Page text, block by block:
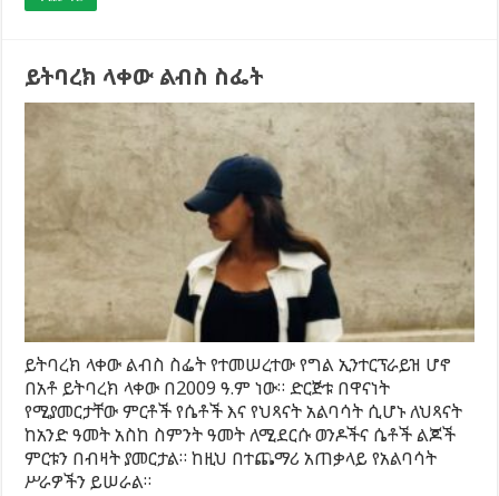
ይትባረክ ላቀው ልብስ ስፌት
ይትባረክ ላቀው ልብስ ስፌት የተመሠረተው የግል ኢንተርፕራይዝ ሆኖ
በአቶ ይትባረክ ላቀው በ2009 ዓ.ም ነው። ድርጅቱ በዋናነት
የሚያመርታቸው ምርቶች የሴቶች እና የህጻናት አልባሳት ሲሆኑ ለህጻናት
ከአንድ ዓመት አስከ ስምንት ዓመት ለሚደርሱ ወንዶችና ሴቶች ልጆች
ምርቱን በብዛት ያመርታል። ከዚህ በተጨማሪ አጠቃላይ የአልባሳት
ሥራዎችን ይሠራል።